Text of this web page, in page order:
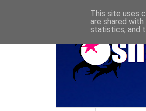
This site uses
are shared
statistics, and